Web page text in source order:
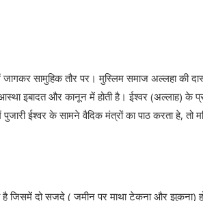
सामुहिक तौर पर। मुस्लिम समाज अल्‍लहा की
इबादत और कानून में होती है। ईश्‍वर (अल्‍लाह) के
ईश्‍वर के सामने वैदिक मंत्रों का पाठ करता हे, तो
जिसमें दो सजदे ( जमीन पर माथा टेकना और झुकना)